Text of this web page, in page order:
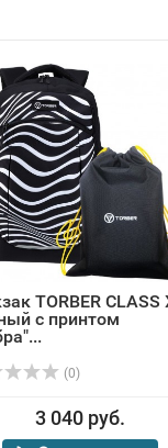
TORBER CLASS
с принтом
(0)
3 040 руб.